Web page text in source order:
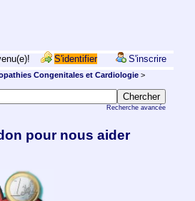
S'identifier S'inscrire
Congenitales et Cardiologie>
Recherche avancée
pour nous aider